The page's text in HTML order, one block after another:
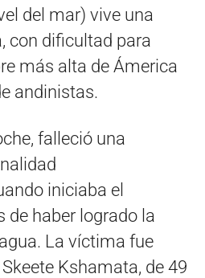
del mar) vive una
con dificultad para
más alta de Ámerica
andinistas.
falleció una
iniciaba el
de haber logrado la
La víctima fue
Kshamata, de 49